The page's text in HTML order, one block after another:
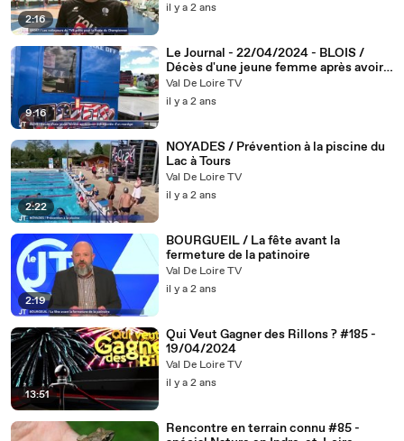
2:16
il y a 2 ans
9:16
Le Journal - 22/04/2024 - BLOIS /
Décès d'une jeune femme après avoir
été éjectée d'un manège
Val De Loire TV
il y a 2 ans
2:22
NOYADES / Prévention à la piscine du
Lac à Tours
Val De Loire TV
il y a 2 ans
2:19
BOURGUEIL / La fête avant la
fermeture de la patinoire
Val De Loire TV
il y a 2 ans
13:51
Qui Veut Gagner des Rillons ? #185 -
19/04/2024
Val De Loire TV
il y a 2 ans
Rencontre en terrain connu #85 -